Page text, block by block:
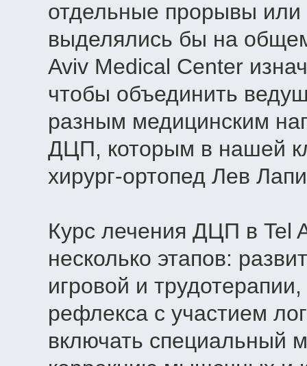
отдельные прорывы
выделялись бы на
Aviv Medical Center
чтобы объединить
разным медицинским
ДЦП, которым в нашей
хирург-ортопед Лев
Курс лечения ДЦП в Tel
несколько этапов:
игровой и
рефлекса с участием
включать специальный